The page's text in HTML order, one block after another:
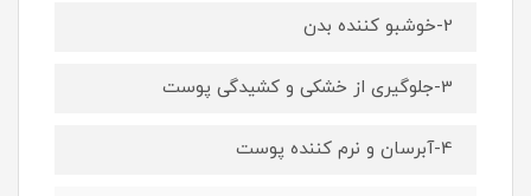
2-خوشبو کننده بدن
3-جلوگیری از خشکی و کشیدگی پوست
4-آبرسان و نرم کننده پوست